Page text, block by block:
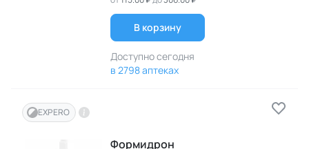
В корзину
Доступно сегодня
в 2798 аптеках
EXPERO
Формидрон